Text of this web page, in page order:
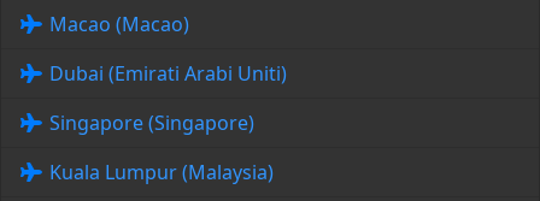
Macao (Macao)
Dubai (Emirati Arabi Uniti)
Singapore (Singapore)
Kuala Lumpur (Malaysia)